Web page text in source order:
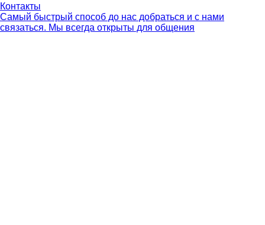
Контакты
Самый быстрый способ до нас добраться и с нами
связаться. Мы всегда открыты для общения